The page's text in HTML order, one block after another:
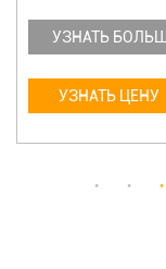
УЗНАТЬ
УЗНАТЬ ЦЕНУ